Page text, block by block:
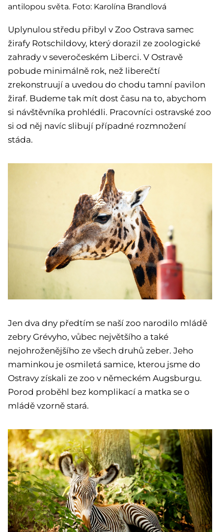
antilopou světa. Foto: Karolína Brandlová
Uplynulou středu přibyl v Zoo Ostrava samec
žirafy Rotschildovy, který dorazil ze zoologické
zahrady v severočeském Liberci. V Ostravě
pobude minimálně rok, než liberečtí
zrekonstruují a uvedou do chodu tamní pavilon
žiraf. Budeme tak mít dost času na to, abychom
si návštěvníka prohlédli. Pracovníci ostravské zoo
si od něj navíc slibují případné rozmnožení
stáda.
Jen dva dny předtím se naší zoo narodilo mládě
zebry Grévyho, vůbec největšího a také
nejohroženějšího ze všech druhů zeber. Jeho
maminkou je osmiletá samice, kterou jsme do
Ostravy získali ze zoo v německém Augsburgu.
Porod proběhl bez komplikací a matka se o
mládě vzorně stará.